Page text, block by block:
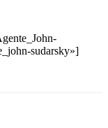
sudarsky»]